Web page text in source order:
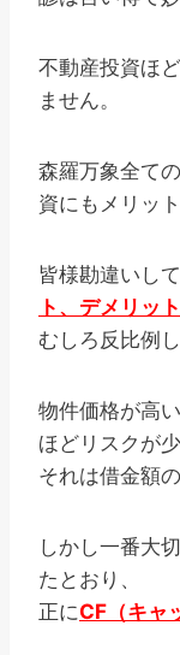
不動産投資ほ
ません。
森羅万象全て
資にもメリッ
皆様勘違いして
ト、デメリッ
むしろ反比例し
物件価格が高
ほどリスクが少
それは借金額
しかし一番大
たとおり、
正にCF（キャ